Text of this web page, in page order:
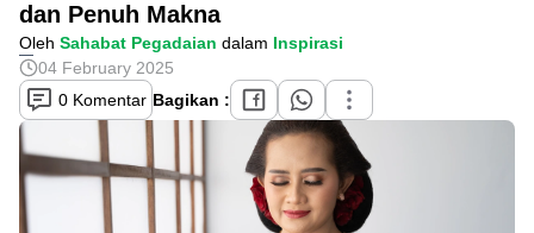
dan Penuh Makna
Oleh Sahabat Pegadaian dalam Inspirasi
04 February 2025
0 Komentar Bagikan :